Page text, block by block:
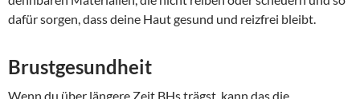
dafür sorgen, dass deine Haut gesund und reizfrei bleibt.
Brustgesundheit
Wenn du über längere Zeit BHs trägst, kann das die